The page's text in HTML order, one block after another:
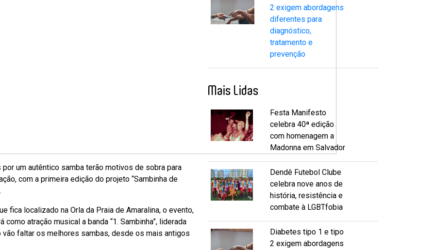
um autêntico samba terão motivos de sobra para
com a primeira edição do projeto “Sambinha de
fica localizado na Orla da Praia de Amaralina, o evento,
atração musical a banda “1. Sambinha”, liderada
vão faltar os melhores sambas, desde os mais antigos
2 exigem abordagens
diferentes para
diagnóstico,
tratamento e
prevenção
Mais Lidas
Festa Manifesto
celebra 40ª edição
com homenagem a
Madonna em Salvador
Dendê Futebol Clube
celebra nove anos de
história, resistência e
combate à LGBTfobia
Diabetes tipo 1 e tipo
2 exigem abordagens